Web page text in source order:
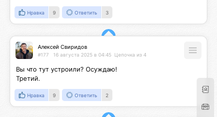
Нравка 9 Ответить 3
Алексей Свиридов
#177 16 августа 2025 в 04:45 Цепочка из 4
Вы что тут устроили? Осуждаю!
Третий.
Нравка 9 Ответить 2